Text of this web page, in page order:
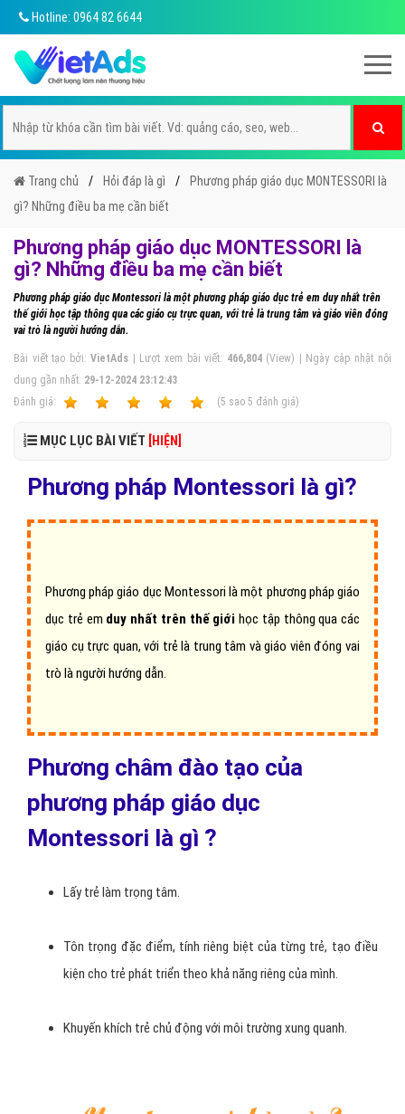
Hotline: 0964 82 6644
Trang chủ Hỏi đáp là gì
Phương pháp giáo dục MONTESSORI là
gì? Những điều ba mẹ cần biết
Phương pháp giáo dục MONTESSORI là
gì? Những điều ba mẹ cần biết
Phương pháp giáo dục Montessori là một phương pháp giáo dục trẻ em duy nhất trên
thế giới học tập thông qua các giáo cụ trực quan, với trẻ là trung tâm và giáo viên đóng
vai trò là người hướng dẫn.
Bài viết tạo bởi:VietAds | Lượt xem bài viết: 466,804(View) | Ngày cập nhật nội
dung gần nhất: 29-12-2024 23:12:43
Ðánh giá:
(5 sao 5 đánh giá)
MỤC LỤC BÀI VIẾT [HIỆN]
Phương pháp Montessori là gì?
Phương pháp giáo dục Montessori là một phương pháp giáo
dục trẻ em duy nhất trên thế giới học tập thông qua các
giáo cụ trực quan, với trẻ là trung tâm và giáo viên đóng vai
trò là người hướng dẫn.
Phương châm đào tạo của
phương pháp giáo dục
Montessori là gì ?
Lấy trẻ làm trọng tâm.
Tôn trọng đặc điểm, tính riêng biệt của từng trẻ, tạo điều
kiện cho trẻ phát triển theo khả năng riêng của mình.
Khuyến khích trẻ chủ động với môi trường xung quanh.